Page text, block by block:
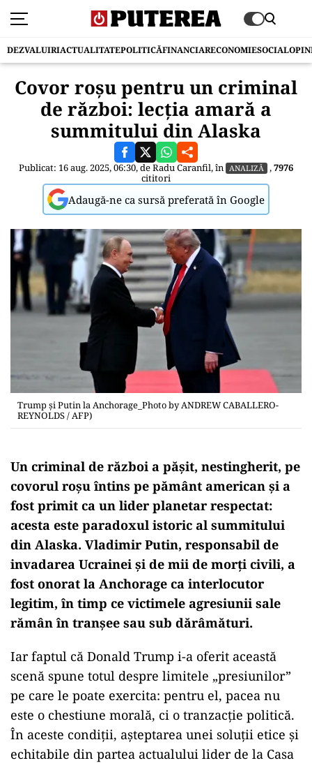
DEZVALUIRIACTUALITATEPOLITICĂFINANCIARECONOMIESOCIAL
Covor roșu pentru un criminal
de război: lecția amară a
summitului din Alaska
Publicat: 16 aug. 2025, 06:30, deRadu Caranfil, în ANALIZĂ ,7976
cititori
Adaugă-ne ca sursă preferată în Google
Trump și Putin la Anchorage_Photo by ANDREW CABALLERO-
REYNOLDS / AFP)
Un criminal de război a pășit, nestingherit, pe
covorul roșu întins pe pământ american și a
fost primit ca un lider planetar respectat:
acesta este paradoxul istoric al summitului
din Alaska. Vladimir Putin, responsabil de
invadarea Ucrainei și de mii de morți civili, a
fost onorat la Anchorage ca interlocutor
legitim, în timp ce victimele agresiunii sale
rămân în tranșee sau sub dărâmături.
Iar faptul că Donald Trump i-a oferit această
scenă spune totul despre limitele „presiunilor”
pe care le poate exercita: pentru el, pacea nu
este o chestiune morală, ci o tranzacție politică.
În aceste condiții, așteptarea unei soluții etice și
echitabile din partea actualului lider de la Casa